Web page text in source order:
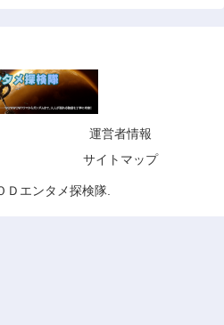
運営者情報
サイトマップ
Ｄエンタメ探検隊.